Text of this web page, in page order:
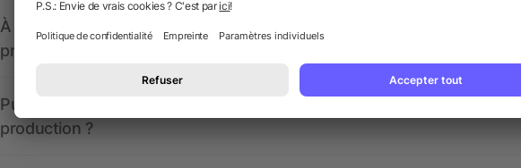
À quoi doivent ressembler les données d’impression ? allbranded
propose-t-il un service pour les créer ?
Puis-je voir à quoi ressembleront mes articles promotionnels avant la
production ?